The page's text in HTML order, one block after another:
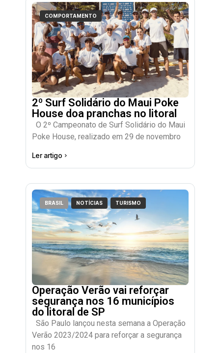
COMPORTAMENTO
2º Surf Solidário do Maui Poke
House doa pranchas no litoral
O 2º Campeonato de Surf Solidário do Maui
Poke House, realizado em 29 de novembro
Ler artigo
BRASIL NOTÍCIAS TURISMO
Operação Verão vai reforçar
segurança nos 16 municípios
do litoral de SP
São Paulo lançou nesta semana a Operação
Verão 2023/2024 para reforçar a segurança
nos 16